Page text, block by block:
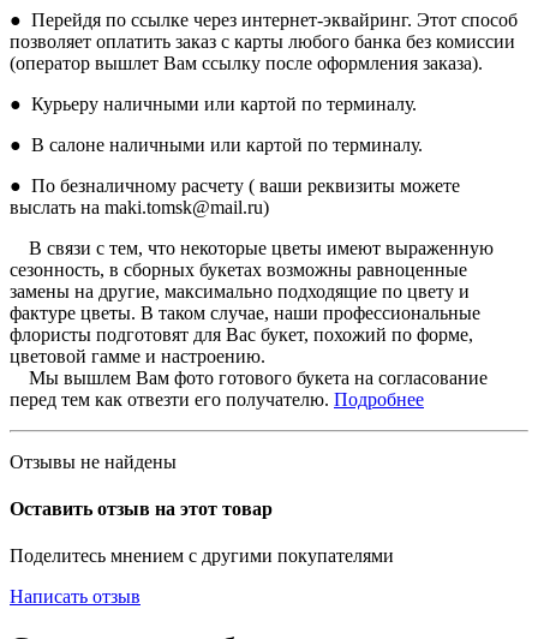
● Перейдя по ссылке через интернет-эквайринг. Этот способ
позволяет оплатить заказ с карты любого банка без комиссии
(оператор вышлет Вам ссылку после оформления заказа).
● Курьеру наличными или картой по терминалу.
● В салоне наличными или картой по терминалу.
● По безналичному расчету ( ваши реквизиты можете
выслать на maki.tomsk@mail.ru)
В связи с тем, что некоторые цветы имеют выраженную
сезонность, в сборных букетах возможны равноценные
замены на другие, максимально подходящие по цвету и
фактуре цветы. В таком случае, наши профессиональные
флористы подготовят для Вас букет, похожий по форме,
цветовой гамме и настроению.
Мы вышлем Вам фото готового букета на согласование
перед тем как отвезти его получателю. Подробнее
Отзывы не найдены
Оставить отзыв на этот товар
Поделитесь мнением с другими покупателями
Написать отзыв